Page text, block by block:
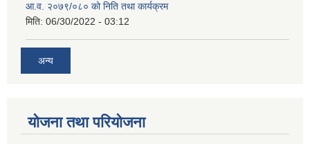
आ.व. २०७९/०८० को निति तथा कार्यक्रम
मिति: 06/30/2022 - 03:12
अन्य
योजना तथा परियोजना